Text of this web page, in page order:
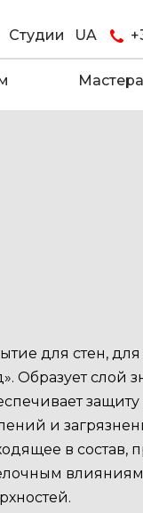
Студии UA
для стен,
Образует слой
защиту
и
в состав,